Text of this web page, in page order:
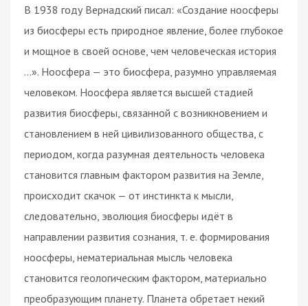
В 1938 году Вернадский писал: «Создание ноосферы
из биосферы есть природное явление, более глубокое
и мощное в своей основе, чем человеческая история
…». Ноосфера — это биосфера, разумно управляемая
человеком. Ноосфера является высшей стадией
развития биосферы, связанной с возникновением и
становлением в ней цивилизованного общества, с
периодом, когда разумная деятельность человека
становится главным фактором развития на Земле,
происходит скачок — от инстинкта к мысли,
следовательно, эволюция биосферы идёт в
направлении развития сознания, т. е. формирования
ноосферы, нематериальная мысль человека
становится геологическим фактором, материально
преобразующим планету. Планета обретает некий